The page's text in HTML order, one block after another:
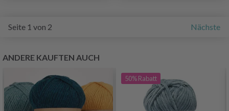
Seite 1 von 2 Nächste
ANDERE KAUFTEN AUCH
50%Rabatt